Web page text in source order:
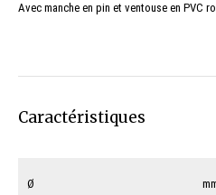
Avec manche en pin et ventouse en PVC
Caractéristiques
Ø